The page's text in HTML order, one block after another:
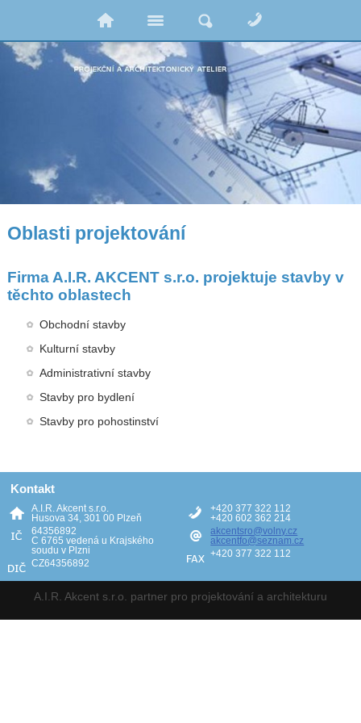
Oblasti projektování
Firma A.I.R. AKCENTs.r.o. projektuje stavby v
těchto oblastech
Obchodní stavby
Kulturní stavby
Administrativní stavby
Stavby pro bydlení
Stavby pro pohostinství
Kontakt
A.I.R. Akcent s.r.o.
Husova 34, 301 00 Plzeň
64356892
C 6765 vedená u Krajského
soudu v Plzni
CZ64356892
+420 377 322 112
+420 602 362 214
akcentsro@volny.cz
akcentfo@seznam.cz
+420 377 322 112
A.I.R. Akcent s.r.o. partner pro projektování a architekturu